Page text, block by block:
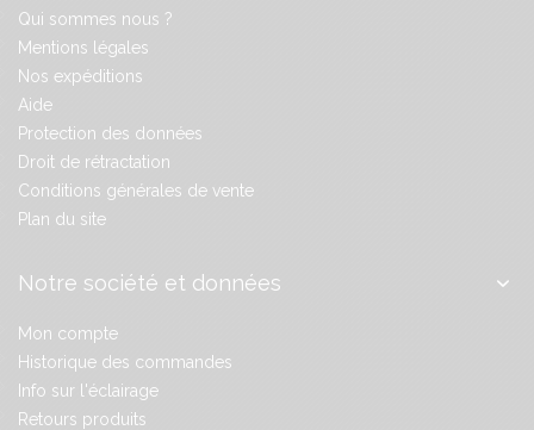
Qui sommes nous ?
Mentions légales
Nos expéditions
Aide
Protection des données
Droit de rétractation
Conditions générales de vente
Plan du site
Notre société et données
Mon compte
Historique des commandes
Info sur l'éclairage
Retours produits